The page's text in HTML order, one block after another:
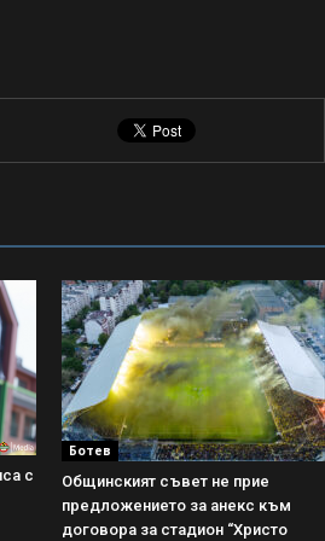
с
Ботев
Общинският съвет не прие
предложението за анекс към
договора за стадион “Христо